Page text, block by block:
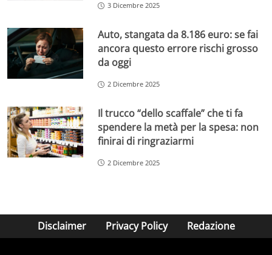
3 Dicembre 2025
Auto, stangata da 8.186 euro: se fai
ancora questo errore rischi grosso
da oggi
2 Dicembre 2025
Il trucco “dello scaffale” che ti fa
spendere la metà per la spesa: non
finirai di ringraziarmi
2 Dicembre 2025
Disclaimer Privacy Policy Redazione